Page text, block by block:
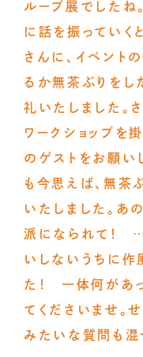
ループ展でしたね
に話を振っていく
さんに、イベント
るか無茶ぶりをし
礼いたしました。
ワークショップを
のゲストをお願い
も今思えば、無茶
いたしました。あ
派になられて！
いしないうちに作
た！ 一体何があ
てくださいませ。せ
みたいな質問も混